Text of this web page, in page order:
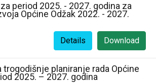
period 2025. - 2027. godina za
Općine Odžak 2022. - 2027.
Download
Details
planiranje rada Općine
2025. – 2027. godina